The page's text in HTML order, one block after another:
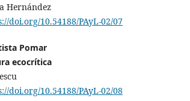
Hernández
doi.org/10.54188/PAyL-02/07
Pomar
ecocrítica
doi.org/10.54188/PAyL-02/08